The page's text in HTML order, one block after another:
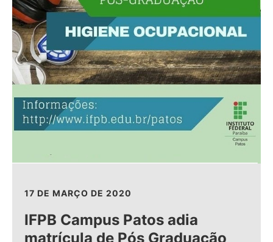
17 DE MARÇO DE 2020
IFPB Campus Patos adia
matrícula de Pós Graduação